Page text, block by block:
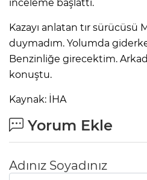
inceleme başlattı.
Kazayı anlatan tır sürücüsü
duymadım. Yolumda
Benzinliğe girecektim.
konuştu.
Kaynak: İHA
Yorum Ekle
Adınız Soyadınız